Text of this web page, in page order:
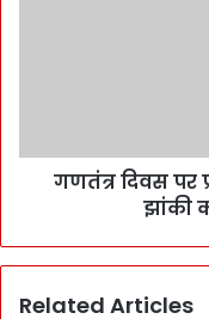
गणतंत्र दिवस पर
झांकी
Related Articles